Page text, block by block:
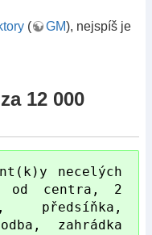
( GM), nejspíš je
12 000
necelých
od centra, 2
předsíňka,
zahrádka